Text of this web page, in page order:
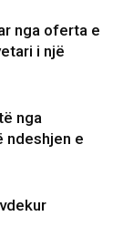
nga oferta e
i një
nga
ndeshjen e